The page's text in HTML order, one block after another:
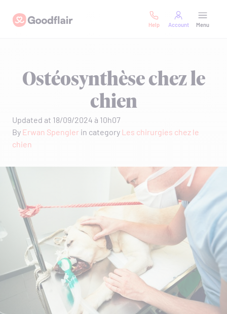
content
Goodflair
Help Account Menu
Ostéosynthèse chez le
chien
Updated at 18/09/2024 à 10h07
By Erwan Spengler in category Les chirurgies chez le
chien